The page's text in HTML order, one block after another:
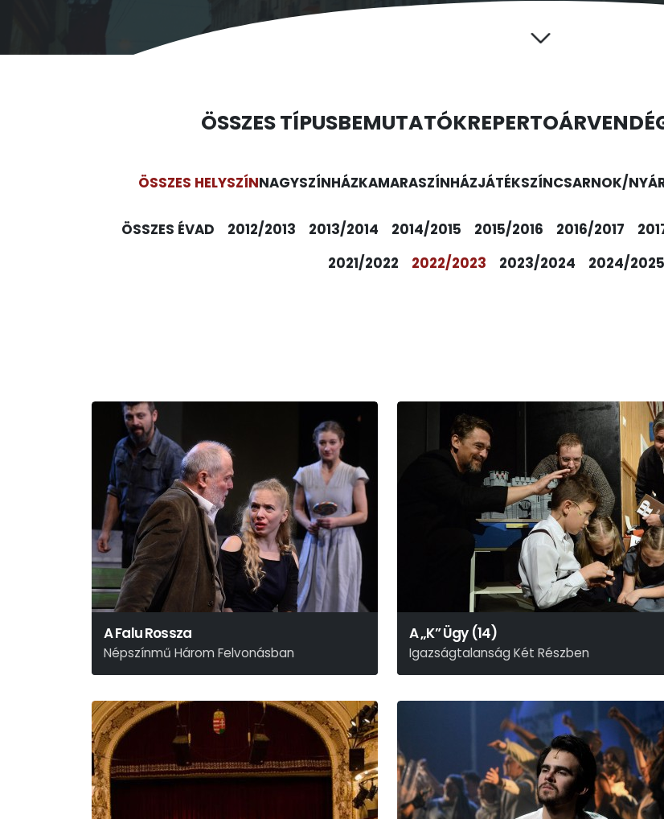
ÖSSZES TÍPUSBEMUTATÓKREPERTOÁR
ÖSSZES HELYSZÍNNAGYSZÍNHÁZKAMARASZÍNHÁZJÁTÉKSZÍNCSARNOK/
ÖSSZES ÉVAD 2012/2013 2013/2014 2014/2015 2015/2016 2016/2017
2021/2022
2022/2023 2023/2024 2024/2025
A Falu Rossza
Népszínmű Három Felvonásban
Tóth Ede Után És Helyett Kovács Márton – Mohácsi
A „K” Ügy (14)
Igazságtalanság Két Részben
Rusznyák Gábor